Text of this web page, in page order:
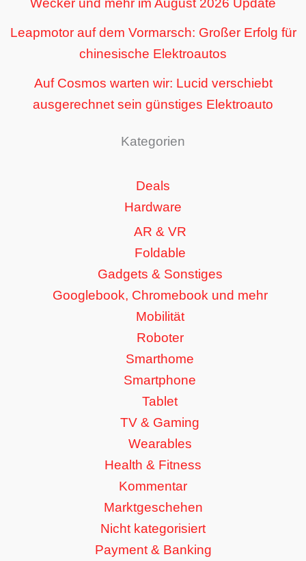
Leapmotor auf dem Vormarsch: Großer Erfolg für
chinesische Elektroautos
Auf Cosmos warten wir: Lucid verschiebt
ausgerechnet sein günstiges Elektroauto
Kategorien
Deals
Hardware
AR & VR
Foldable
Gadgets & Sonstiges
Googlebook, Chromebook und mehr
Mobilität
Roboter
Smarthome
Smartphone
Tablet
TV & Gaming
Wearables
Health & Fitness
Kommentar
Marktgeschehen
Nicht kategorisiert
Payment & Banking